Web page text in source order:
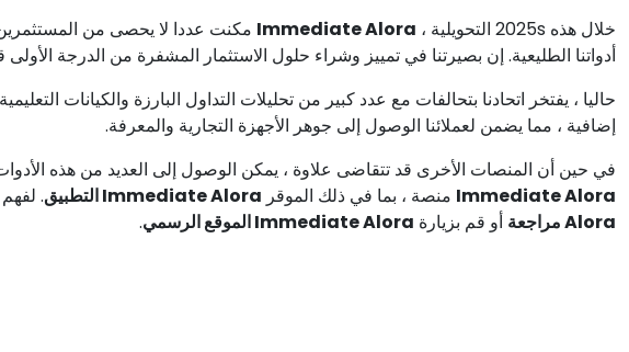
خلال هذه 2025s التحويلية ،
Immediate Alora مكنت عددا لا يحصى من
أدواتنا الطليعية. إن بصيرتنا في تمييز وشراء حلول الاستثمار المشفرة من الدرجة الأولى
حاليا ، يفتخر اتحادنا بتحالفات مع عدد كبير من تحليلات التداول البارزة والكيانات
إضافية ، مما يضمن لعملائنا الوصول إلى جوهر الأجهزة التجارية والمعرفة.
في حين أن المنصات الأخرى قد تتقاضى علاوة ، يمكن الوصول إلى العديد من هذه
Immediate Alora منصة ، بما في ذلك الموقر Immediate Alora التطبيق .
Alora مراجعة
أو قم بزيارة Immediate Alora الموقع الرسمي .